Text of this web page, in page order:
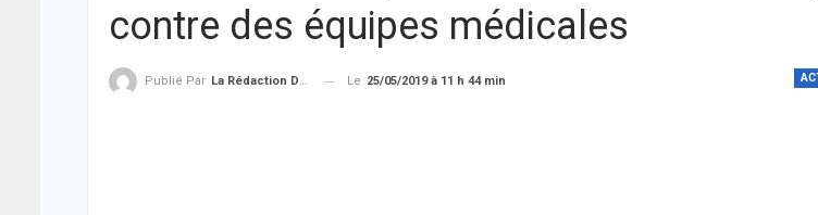
contre des équipes médicales
Publié Par La Rédaction De THIEYSENEGAL.com Le 25/05/2019 à 11 h 44 min